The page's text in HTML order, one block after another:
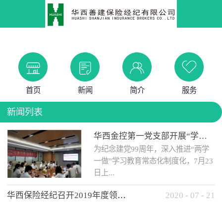
首页 新闻 简介 服务
新闻列表
华西金控第一党支部开展“学党史 知党情 做合格党员”主题教育工作会
为纪念建党99周年，深入推进“两学
一做”学习教育常态化制度化，7月23
日上...
华西保险经纪召开2019年度领导班子述职考核工作会 2020 - 07 - 21